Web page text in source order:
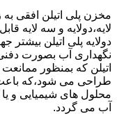
مخزن پلی اتیلن افقی
لایه،دولایه و سه لایه
دولایه پلی اتیلن بیشتر
نگهداری آب بصورت
اتیلن که بمنظور
طراحی می شود،که باعث
محلول های شیمیایی و
آب می گردد.